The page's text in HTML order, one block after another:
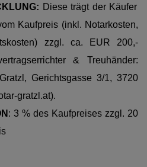
Diese trägt der Käufer
Kaufpreis (inkl. Notarkosten,
zzgl. ca. EUR 200,-
& Treuhänder:
Gerichtsgasse 3/1, 3720
gratzl.at).
: 3 % des Kaufpreises zzgl. 20